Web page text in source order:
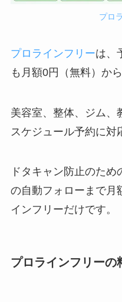
プロ
プロラインフリーは、
も月額0円（無料）か
美容室、整体、ジム、
スケジュール予約に対
ドタキャン防止のた
の自動フォローまで月
インフリーだけです。
プロラインフリーの